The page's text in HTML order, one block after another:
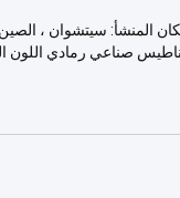
صناعي رمادي اللون